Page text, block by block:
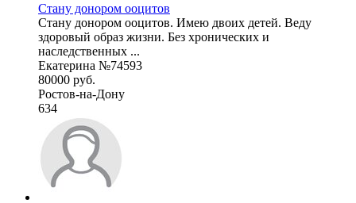
Стану донором ооцитов
Стану донором ооцитов. Имею двоих детей. Веду
здоровый образ жизни. Без хронических и
наследственных ...
Екатерина №74593
80000 руб.
Ростов-на-Дону
634